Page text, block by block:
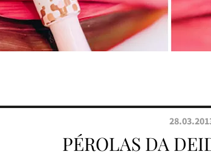
PÉROLAS DA